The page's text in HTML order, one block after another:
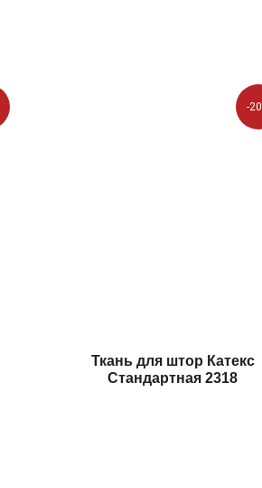
-
Ткань для штор Катекс
Стандартная 2318